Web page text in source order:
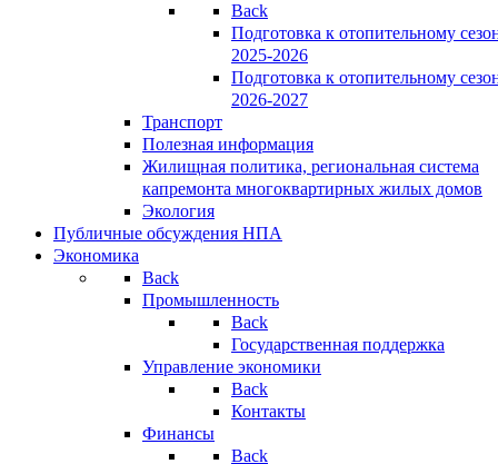
Back
Подготовка к отопительному
2025-2026
Подготовка к отопительному
2026-2027
Транспорт
Полезная информация
Жилищная политика, региональная система
капремонта многоквартирных жилых домов
Экология
Публичные обсуждения НПА
Экономика
Back
Промышленность
Back
Государственная поддержка
Управление экономики
Back
Контакты
Финансы
Back